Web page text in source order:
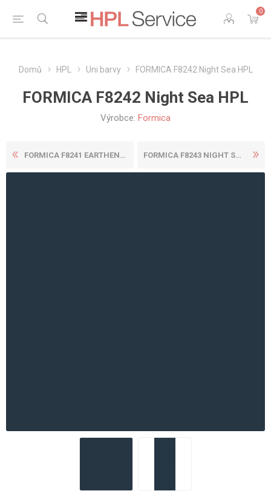
0
Domů HPL Uni barvy FORMICA F8242 Night Sea HPL
FORMICA F8242 Night Sea HPL
Výrobce: Formica
FORMICA F8241 EARTHENWARE H... FORMICA F8243 NIGHT SHADE H...